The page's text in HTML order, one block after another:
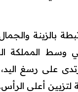
بالزينة
المملكة
على رسغ
لتزيين أعلى الرأس.